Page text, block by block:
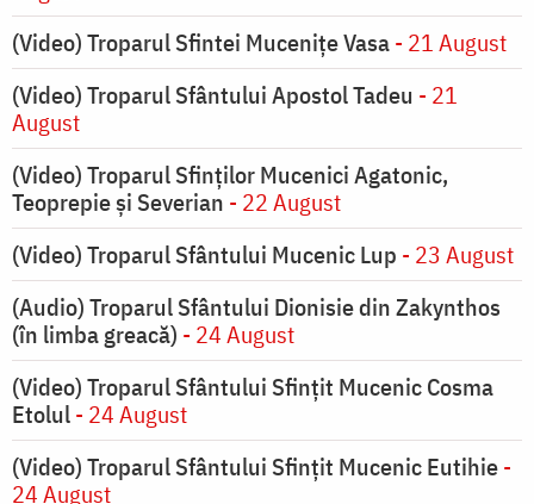
(Video) Troparul Sfintei Mucenițe Vasa- 21 August
(Video) Troparul Sfântului Apostol Tadeu - 21
August
(Video) Troparul Sfinților Mucenici Agatonic,
Teoprepie și Severian - 22 August
(Video) Troparul Sfântului Mucenic Lup - 23 August
(Audio) Troparul Sfântului Dionisie din Zakynthos
(în limba greacă) - 24 August
(Video) Troparul Sfântului Sfințit Mucenic Cosma
Etolul- 24 August
(Video) Troparul Sfântului Sfințit Mucenic Eutihie-
24 August